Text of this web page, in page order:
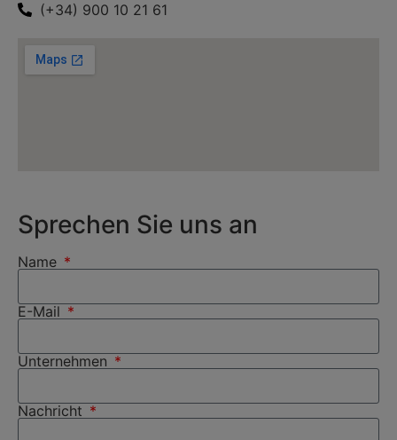
(+34) 900 10 21 61
Sprechen Sie uns an
Name
E-Mail
Unternehmen
Nachricht